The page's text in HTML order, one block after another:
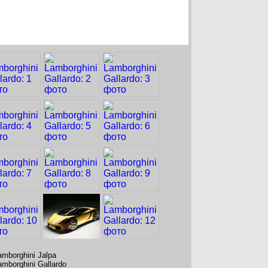
Jalpa
Gallardo